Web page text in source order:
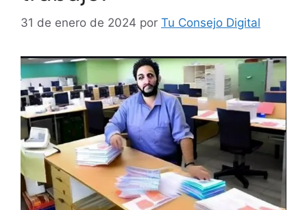
31 de enero de 2024 por Tu Consejo Digital